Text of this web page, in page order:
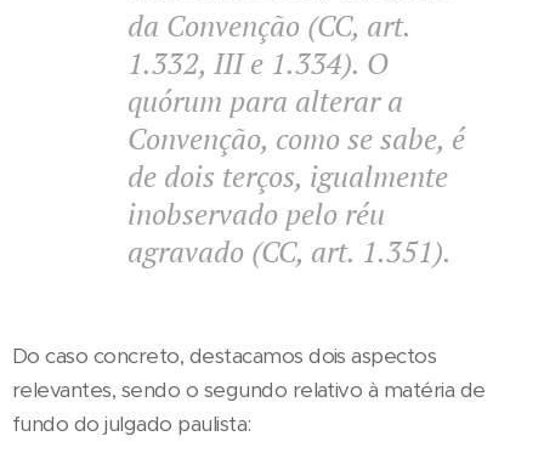
da Convenção (CC, art.
1.332, III e 1.334). O
quórum para alterar a
Convenção, como se sabe, é
de dois terços, igualmente
inobservado pelo réu
agravado (CC, art. 1.351).
Do caso concreto, destacamos dois aspectos
relevantes, sendo o segundo relativo à matéria de
fundo do julgado paulista: